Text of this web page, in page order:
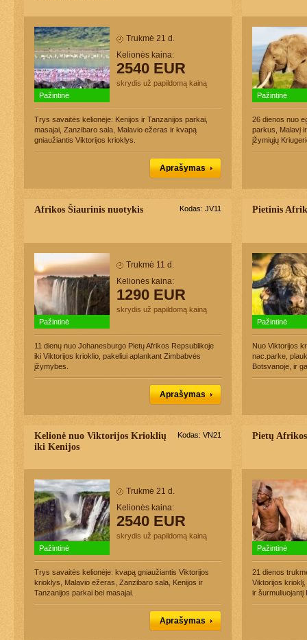
Pažintinė
Trukmė 21 d.
Kelionės kaina:
2540 EUR
skrydis už papildomą kainą
Trys savaitės kelionėje: Kenijos ir Tanzanijos parkai,
masajai, Zanzibaro sala, Malavio ežeras ir kvapą
gniaužiantis Viktorijos krioklys.
Aprašymas
Pažintinė
26 dienos nuo
parkus, Malavį
įžymiųjų
Afrikos Šiaurinis nuotykis Kodas: JV11
Pažintinė
Trukmė 11 d.
Kelionės kaina:
1290 EUR
skrydis už papildomą kainą
11 dienų nuo Johanesburgo Pietų Afrikos Repsublikoje
iki Viktorijos krioklio, pakeliui aplankant Zimbabvės
įžymybes.
Aprašymas
Pietinis
Pažintinė
Nuo Viktorijos
nac.parke,
Botsvanoje, ir
Kelionė nuo Viktorijos Krioklių
iki Kenijos
Kodas: VN21
Pažintinė
Trukmė 21 d.
Kelionės kaina:
2540 EUR
skrydis už papildomą kainą
Trys savaitės kelionėje: kvapą gniaužiantis Viktorijos
krioklys, Malavio ežeras, Zanzibaro sala, Kenijos ir
Tanzanijos parkai bei masajai.
Aprašymas
Pietų
Pažintinė
21 dienos
Viktorijos
ir šurmuliuojantį